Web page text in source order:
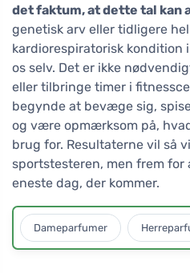
det faktum, at dette tal kan
genetisk arv eller tidligere
kardiorespiratorisk kondition
os selv. Det er ikke
eller tilbringe timer i
begynde at bevæge sig,
og være opmærksom på,
brug for. Resultaterne vil så
sportstesteren, men frem
eneste dag, der kommer.
Dameparfumer